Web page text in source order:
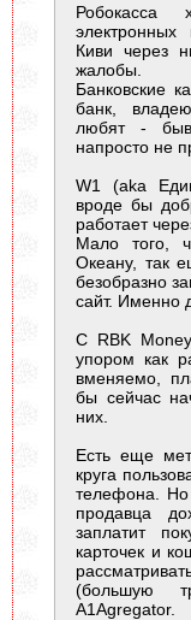
Киви через
жалобы.
Банковские
банк,
любят -
напросто не
W1 (aka
вроде бы
работает
Мало того,
Океану, так
безобразно
сайт. Именно
С RBK
упором как
вменяемо,
бы сейчас
них.
Есть еще
круга
телефона. Но
продавца
заплатит
карточек и
(большую
A1Agregator.